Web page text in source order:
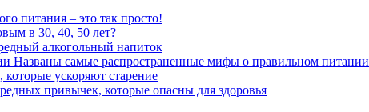
питания – это так просто!
в 30, 40, 50 лет?
алкогольный напиток
Названы самые распространенные мифы о правильном питании
которые ускоряют старение
привычек, которые опасны для здоровья